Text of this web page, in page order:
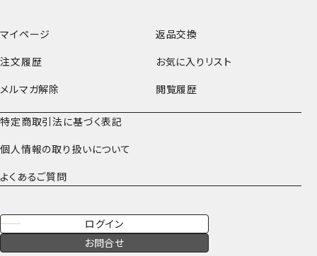
マイページ
返品交換
注文履歴
お気に入りリスト
メルマガ解除
閲覧履歴
特定商取引法に基づく表記
個人情報の取り扱いについて
よくあるご質問
ログイン
お問合せ